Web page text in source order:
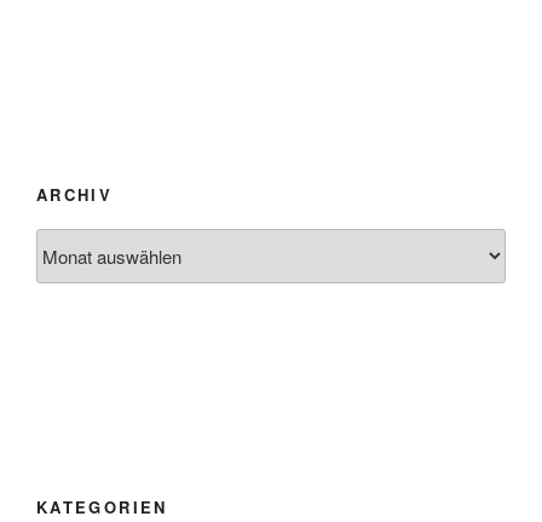
ARCHIV
KATEGORIEN